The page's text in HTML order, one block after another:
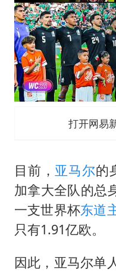
打开网易
目前， 亚马尔的
加拿大全队的总
一支世界杯东道
只有1.91亿欧。
因此，亚马尔单